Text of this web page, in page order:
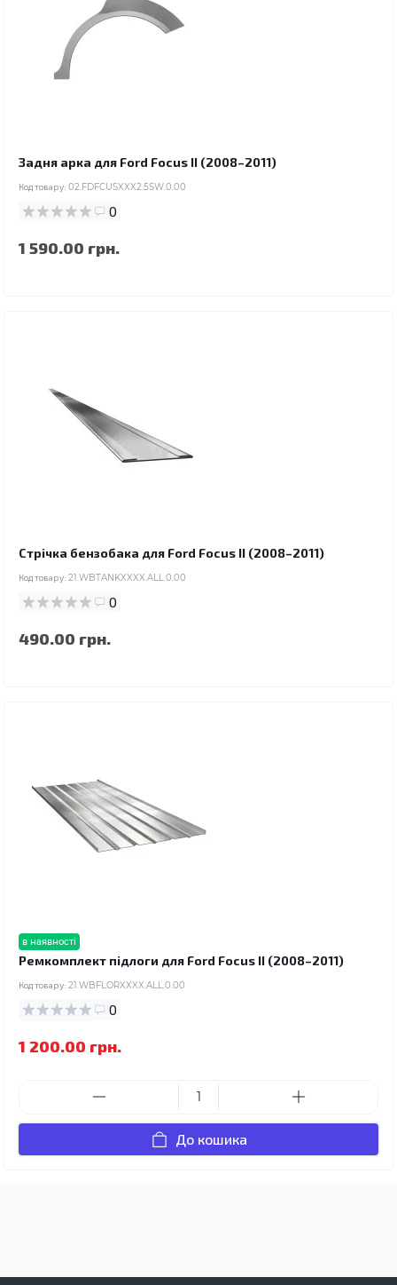
Задня арка для Ford Focus II (2008–2011)
Код товару: 02.FDFCUSXXX2.5SW.0.00
0
1 590.00 грн.
Стрічка бензобака для Ford Focus II (2008–2011)
Код товару: 21.WBTANKXXXX.ALL.0.00
0
490.00 грн.
в наявності
Ремкомплект підлоги для Ford Focus II (2008–2011)
Код товару: 21.WBFLORXXXX.ALL.0.00
0
1 200.00 грн.
До кошика